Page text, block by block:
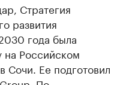
Стратегия
развития
года была
на Российском
Сочи. Ее подготовил